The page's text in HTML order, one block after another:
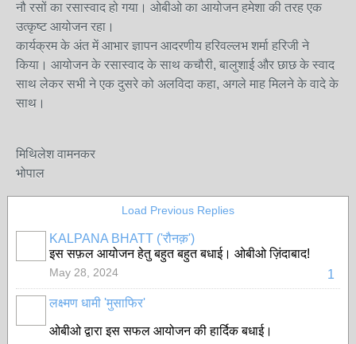
नौ रसों का रसास्वाद हो गया। ओबीओ का आयोजन हमेशा की तरह एक
उत्कृष्ट आयोजन रहा।
कार्यक्रम के अंत में आभार ज्ञापन आदरणीय हरिवल्लभ शर्मा हरिजी ने
किया। आयोजन के रसास्वाद के साथ कचौरी, बालुशाई और छाछ के स्वाद
साथ लेकर सभी ने एक दुसरे को अलविदा कहा, अगले माह मिलने के वादे के
साथ।
मिथिलेश वामनकर
भोपाल
Load Previous Replies
KALPANA BHATT ('रौनक़')
इस सफ़ल आयोजन हेतु बहुत बहुत बधाई। ओबीओ ज़िंदाबाद!
1
May 28, 2024
लक्ष्मण धामी 'मुसाफिर'
ओबीओ द्वारा इस सफल आयोजन की हार्दिक बधाई।